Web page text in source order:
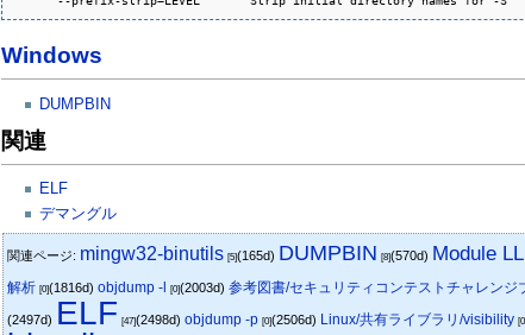
Windows
DUMPBIN
関連
ELF
デマングル
関連ページ: mingw32-binutils [5](165d) DUMPBIN [8](570d) Module
解析 [0](1816d)objdump -l [0](2003d)参考図書/セキュリティコンテストチャレンジ
(2497d) ELF [47](2498d)objdump -p [0](2506d) Linux/共有ライブラリ/visibility